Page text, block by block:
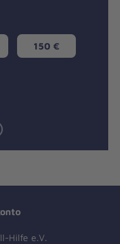
150 €
Hilfe e.V.